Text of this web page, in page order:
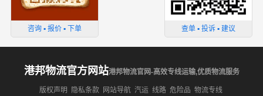
咨询 ▪ 报价 ▪ 下单 查单 ▪ 投诉 ▪ 建议
港邦物流官方网站港邦物流官网-高效专线运输,优质物流服务
版权声明 隐私条款 网站导航 汽运 线路 危险品 物流专线